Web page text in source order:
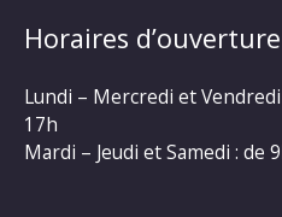
Horaires
Lundi – Mercredi et
17h
Mardi – Jeudi et Samedi : de